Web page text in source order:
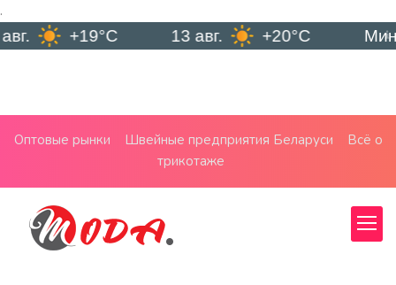
.
+19°C 13 авг. +20°C Минск
Оптовые рынки Швейные предприятия Беларуси
Всё о
трикотаже